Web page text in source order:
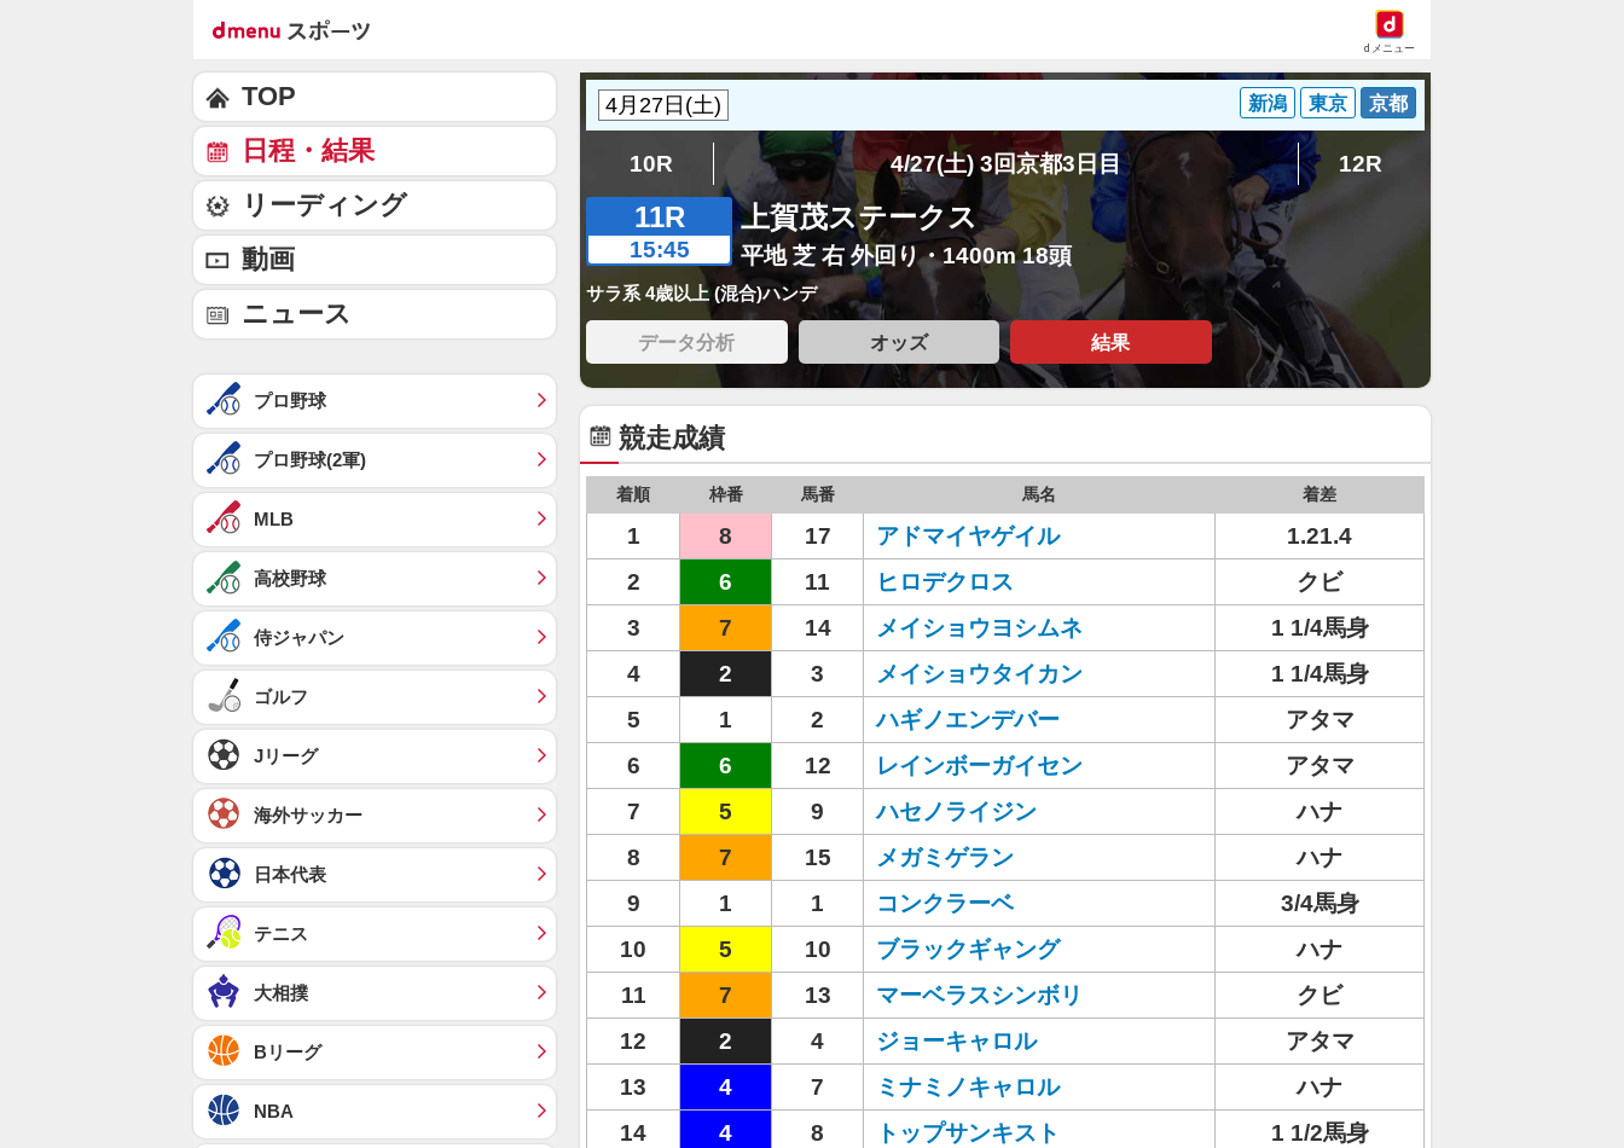
dメニュー
新潟 東京 京都
10R 4/27(土) 3回京都3日目 12R
11R
15:45
上賀茂ステークス
平地 芝 右 外回り・1400m 18頭
サラ系 4歳以上 (混合)ハンデ
データ分析 オッズ 結果
競走成績
着順 枠番 馬番 馬名 着差
1 8 17 アドマイヤゲイル
1.21.4
2
6 11 ヒロデクロス
クビ
3
7 14 メイショウヨシムネ
1 1/4馬身
4
2 3 メイショウタイカン
1 1/4馬身
5
1 2 ハギノエンデバー
アタマ
6
6 12 レインボーガイセン
アタマ
7
5 9 ハセノライジン
ハナ
8
7 15 メガミゲラン
ハナ
9
1 1 コンクラーベ
3/4馬身
10
5 10 ブラックギャング
ハナ
11
7 13 マーベラスシンボリ
クビ
12
2 4 ジョーキャロル
アタマ
13
4 7 ミナミノキャロル
ハナ
14
4 8 トップサンキスト
1 1/2馬身
TOP
日程・結果
リーディング
動画
ニュース
プロ野球
プロ野球(2軍)
MLB
高校野球
侍ジャパン
ゴルフ
Jリーグ
海外サッカー
日本代表
テニス
大相撲
Bリーグ
NBA